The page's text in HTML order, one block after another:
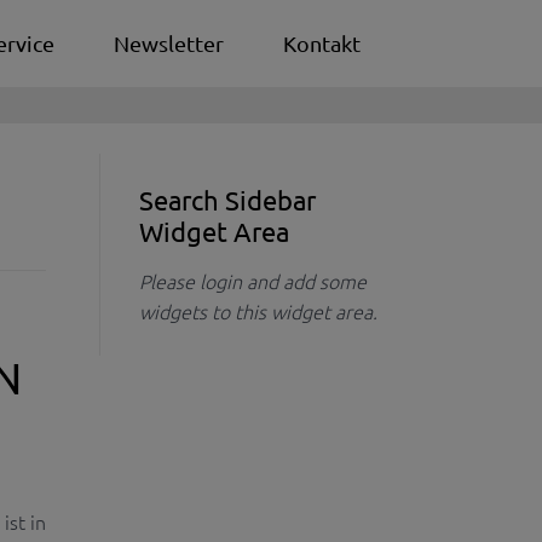
Newsletter Kontakt
ist in
Search Sidebar
Widget Area
Please login and add some
widgets to this widget area.